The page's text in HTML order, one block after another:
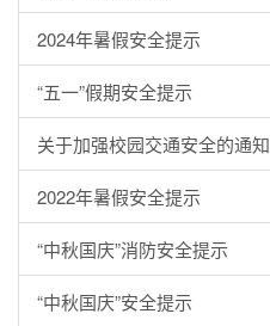
2024年暑假安全提示
“五一”假期安全提示
关于加强校园交通安全的通知
2022年暑假安全提示
“中秋国庆”消防安全提示
“中秋国庆”安全提示